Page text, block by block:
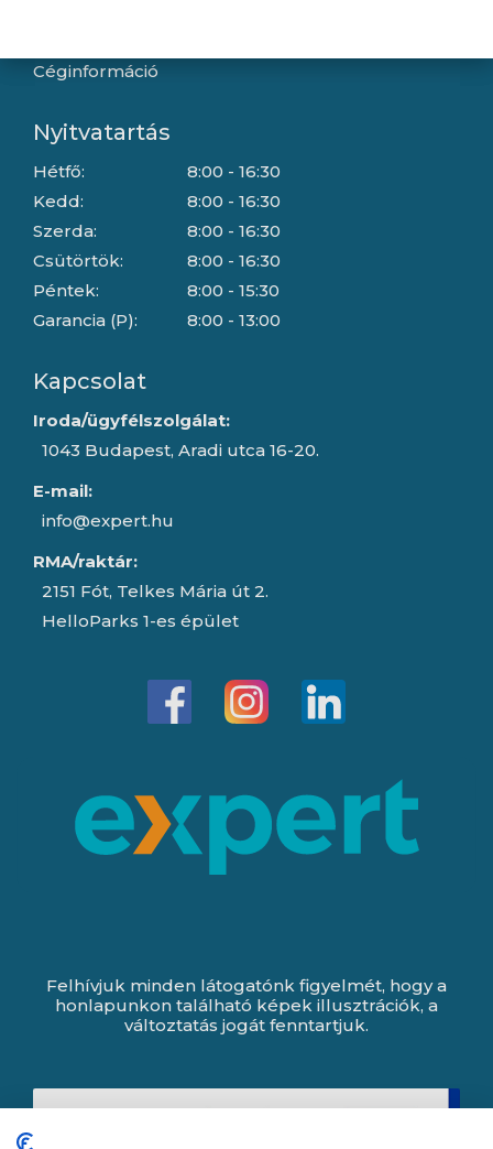
Céginformáció
Nyitvatartás
Hétfő:
Kedd:
Szerda:
Csütörtök:
Péntek:
Garancia (P):
8:00 - 16:30
8:00 - 16:30
8:00 - 16:30
8:00 - 16:30
8:00 - 15:30
8:00 - 13:00
Kapcsolat
Iroda/ügyfélszolgálat:
1043 Budapest, Aradi utca 16-20.
E-mail:
info@expert.hu
RMA/raktár:
2151 Fót, Telkes Mária út 2.
HelloParks 1-es épület
Felhívjuk minden látogatónk figyelmét, hogy a
honlapunkon található képek illusztrációk, a
változtatás jogát fenntartjuk.